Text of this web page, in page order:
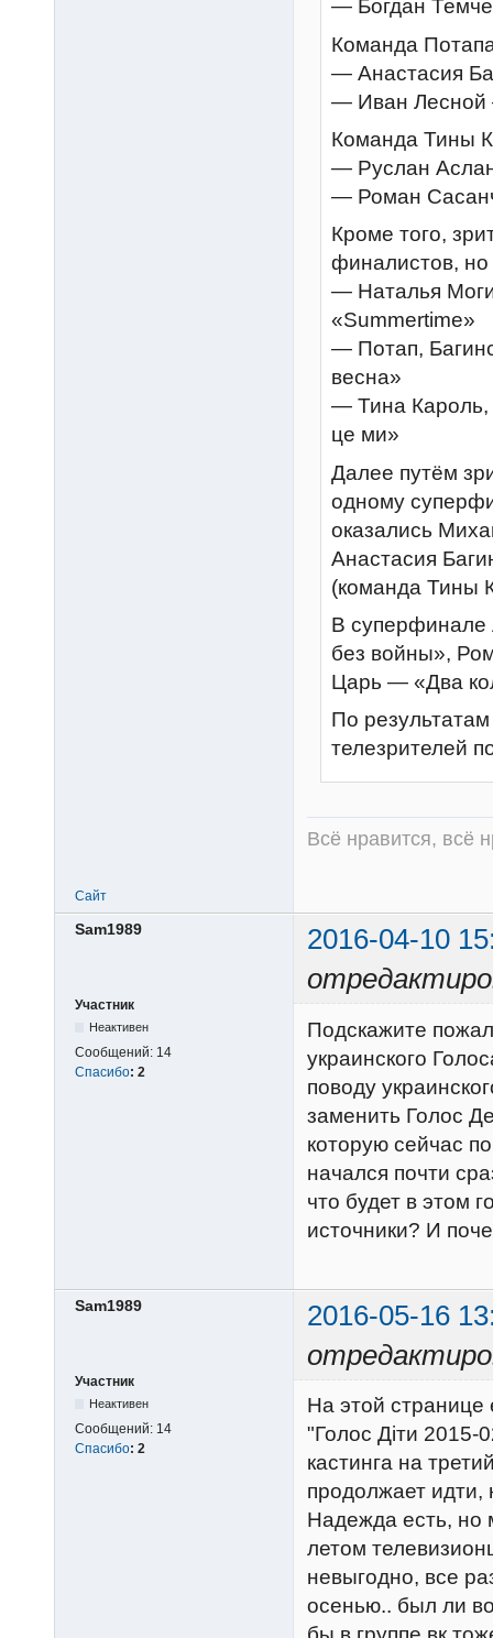
— Богдан
Команда
— Анастасия
— Иван Лесной
Команда Тины
— Руслан
— Роман
Кроме того,
финалистов, но
— Наталья
«Summertime»
— Потап,
весна»
— Тина Кароль,
це ми»
Далее путём
одному
оказались
Анастасия
(команда Тины
В суперфинале
без войны»,
Царь — «Два
По
телезрителей
Всё нравится, всё
Сайт
Sam1989
2016-04-10
Участник
Неактивен
Сообщений: 14
Спасибо: 2
Подскажите
украинского
поводу
заменить Голос
которую сейчас
начался почти
что будет в этом
источники? И
Sam1989
2016-05-16
Участник
Неактивен
Сообщений: 14
Спасибо: 2
На этой странице
"Голос Діти
кастинга на
продолжает идти,
Надежда есть, но
летом
невыгодно, все
осенью.. был ли